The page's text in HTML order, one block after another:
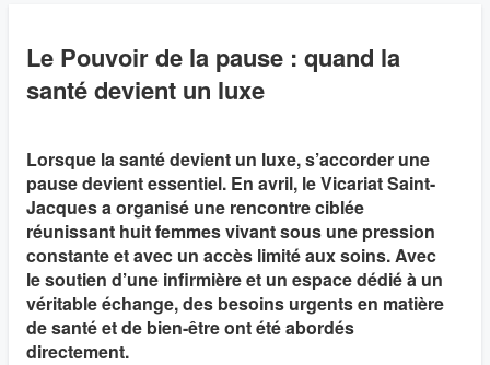
Le Pouvoir de la pause : quand la
santé devient un luxe
Lorsque la santé devient un luxe, s’accorder une
pause devient essentiel. En avril, le Vicariat Saint-
Jacques a organisé une rencontre ciblée
réunissant huit femmes vivant sous une pression
constante et avec un accès limité aux soins. Avec
le soutien d’une infirmière et un espace dédié à un
véritable échange, des besoins urgents en matière
de santé et de bien-être ont été abordés
directement.